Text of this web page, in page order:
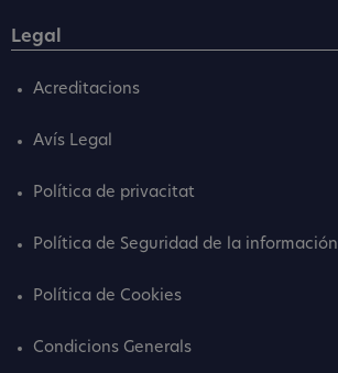
Legal
Acreditacions
Avís Legal
Política de privacitat
Política de Seguridad de la información
Política de Cookies
Condicions Generals